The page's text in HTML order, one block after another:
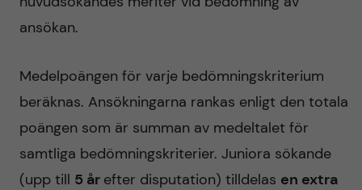
ansökan.
Medelpoängen för varje bedömningskriterium
beräknas. Ansökningarna rankas enligt den totala
poängen som är summan av medeltalet för
samtliga bedömningskriterier. Juniora sökande
(upp till 5 år efter disputation) tilldelas en extra